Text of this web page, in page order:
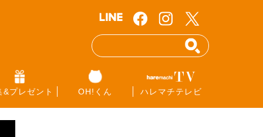
&プレゼント OH!くん ハレマチテレビ